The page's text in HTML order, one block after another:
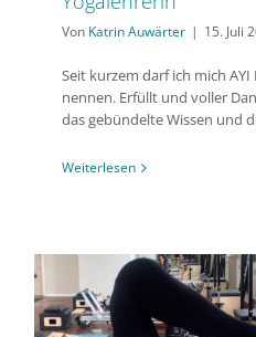
Von Katrin Auwärter | 15. Juli
Seit kurzem darf ich mich
nennen. Erfüllt und voller
das gebündelte Wissen und
Weiterlesen